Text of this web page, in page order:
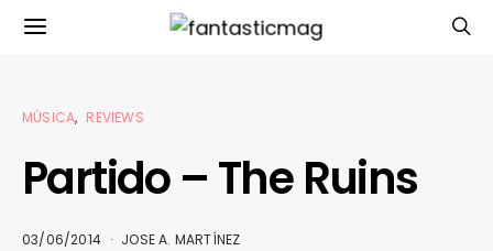
MÚSICA REVIEWS
Partido – The Ruins
03/06/2014 JOSE A. MARTÍNEZ